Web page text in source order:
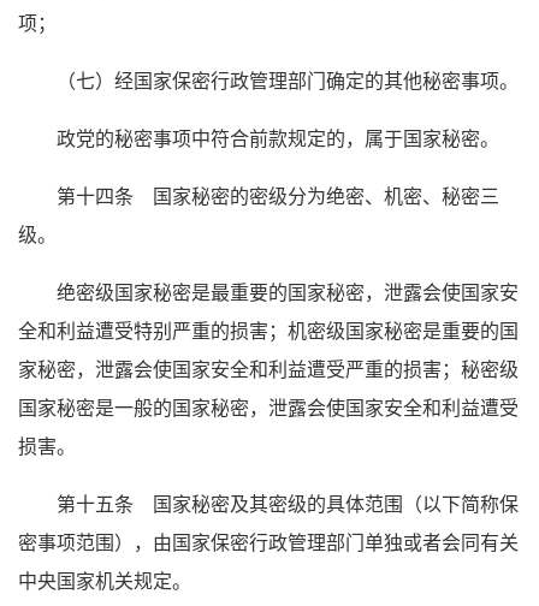
项；
（七）经国家保密行政管理部门确定的其他秘密事项。
政党的秘密事项中符合前款规定的，属于国家秘密。
第十四条 国家秘密的密级分为绝密、机密、秘密三
级。
绝密级国家秘密是最重要的国家秘密，泄露会使国家安
全和利益遭受特别严重的损害；机密级国家秘密是重要的国
家秘密，泄露会使国家安全和利益遭受严重的损害；秘密级
国家秘密是一般的国家秘密，泄露会使国家安全和利益遭受
损害。
第十五条 国家秘密及其密级的具体范围（以下简称保
密事项范围），由国家保密行政管理部门单独或者会同有关
中央国家机关规定。